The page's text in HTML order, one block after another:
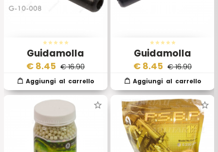
Guidamolla
Cuscinettato
€ 8.45 € 16.90
Guidamolla
Cuscinettata
€ 8.45 € 16.90